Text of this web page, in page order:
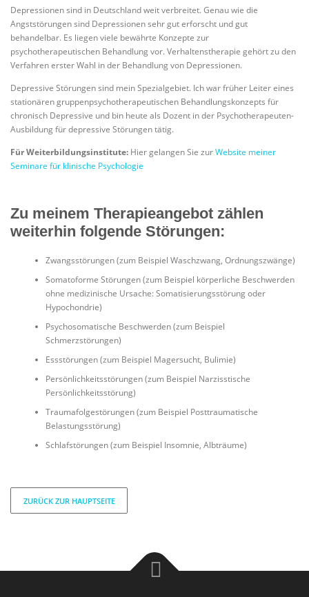
Depressionen sind in Deutschland weit verbreitet. Genau wie die
Angststörungen sind Depressionen sehr gut erforscht und gut
behandelbar. Es liegen viele bewährte Konzepte zur
psychotherapeutischen Behandlung vor. Verhaltenstherapie gehört zu den
Verfahren erster Wahl in der Behandlung von Depressionen.
Depressive Störungen sind mein Spezialgebiet. Ich war früher Leiter eines
stationären gruppenpsychotherapeutischen Behandlungskonzepts für
chronisch Depressive und bin heute als Dozent in der Psychotherapeuten-
Ausbildung für depressive Störungen tätig.
Für Weiterbildungsinstitute: Hier gelangen Sie zurWebsite meiner
Seminare für klinische Psychologie
Zu meinem Therapieangebot zählen
weiterhin folgende Störungen:
Zwangsstörungen (zum Beispiel Waschzwang, Ordnungszwänge)
Somatoforme Störungen (zum Beispiel körperliche Beschwerden
ohne medizinische Ursache: Somatisierungsstörung oder
Hypochondrie)
Psychosomatische Beschwerden (zum Beispiel
Schmerzstörungen)
Essstörungen (zum Beispiel Magersucht, Bulimie)
Persönlichkeitsstörungen (zum Beispiel Narzisstische
Persönlichkeitsstörung)
Traumafolgestörungen (zum Beispiel Posttraumatische
Belastungsstörung)
Schlafstörungen (zum Beispiel Insomnie, Albträume)
ZURÜCK ZUR HAUPTSEITE